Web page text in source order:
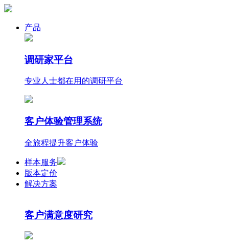
产品
调研家平台
专业人士都在用的调研平台
客户体验管理系统
全旅程提升客户体验
样本服务
版本定价
解决方案
客户满意度研究